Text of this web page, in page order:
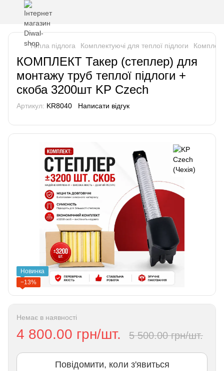
Тепла підлога Комплектуючі для теплої підлоги
КОМПЛЕКТ Такер (степлер) для
монтажу труб теплої підлоги +
скоба 3200шт KP Czech
Артикул: KR8040 Написати відгук
Новинка
−13%
Немає в наявності
4 800.00 грн/шт. 5 500.00 грн/шт.
Повідомити, коли з'явиться